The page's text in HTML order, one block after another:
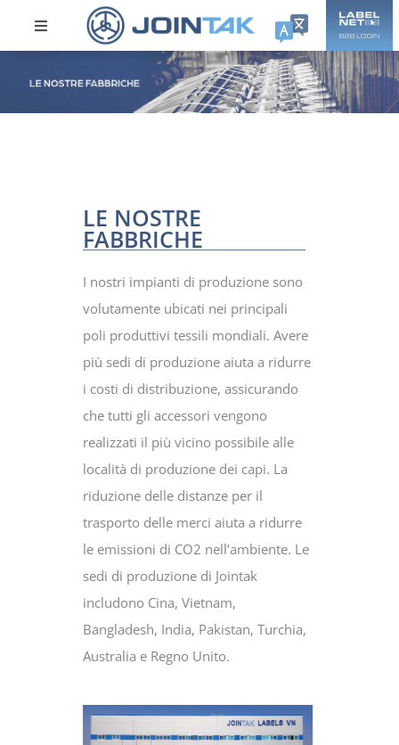
content
Toggle
Navigation
Collezioni
LE NOSTRE
FABBRICHE
I nostri impianti di produzione sono
volutamente ubicati nei principali
poli produttivi tessili mondiali. Avere
più sedi di produzione aiuta a ridurre
i costi di distribuzione, assicurando
che tutti gli accessori vengono
realizzati il più vicino possibile alle
località di produzione dei capi. La
riduzione delle distanze per il
trasporto delle merci aiuta a ridurre
le emissioni di CO2 nell’ambiente. Le
sedi di produzione di Jointak
includono Cina, Vietnam,
Bangladesh, India, Pakistan, Turchia,
Australia e Regno Unito.